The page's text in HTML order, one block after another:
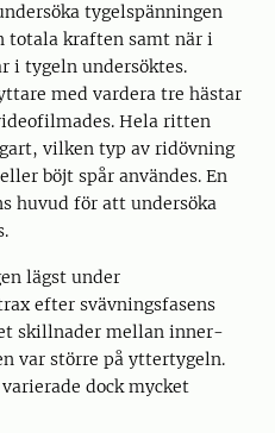
tygelspänningen
totala kraften samt när i
i tygeln undersöktes.
med vardera tre hästar
Hela ritten
vilken typ av ridövning
böjt spår användes. En
huvud för att undersöka
lägst under
efter svävningsfasens
skillnader mellan inner-
var större på yttertygeln.
dock mycket